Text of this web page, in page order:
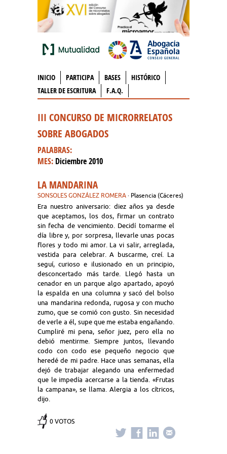
INICIO PARTICIPA BASES
HISTÓRICO
TALLER DE ESCRITURA
F.A.Q.
III CONCURSO DE MICRORRELATOS
SOBRE ABOGADOS
PALABRAS:
MES: Diciembre 2010
LA MANDARINA
SONSOLES GONZÁLEZ ROMERA · Plasencia (Cáceres)
Era nuestro aniversario: diez años ya desde
que aceptamos, los dos, firmar un contrato
sin fecha de vencimiento. Decidí tomarme el
día libre y, por sorpresa, llevarle unas pocas
flores y todo mi amor. La vi salir, arreglada,
vestida para celebrar. A buscarme, creí. La
seguí, curioso e ilusionado en un principio,
desconcertado más tarde. Llegó hasta un
cenador en un parque algo apartado, apoyó
la espalda en una columna y sacó del bolso
una mandarina redonda, rugosa y con mucho
zumo, que se comió con gusto. Sin necesidad
de verle a él, supe que me estaba engañando.
Cumpliré mi pena, señor juez, pero ella no
debió mentirme. Siempre juntos, llevando
codo con codo ese pequeño negocio que
heredé de mi padre. Hace unas semanas, ella
dejó de trabajar alegando una enfermedad
que le impedía acercarse a la tienda. «Frutas
la campana», se llama. Alergia a los cítricos,
dijo.
0 VOTOS